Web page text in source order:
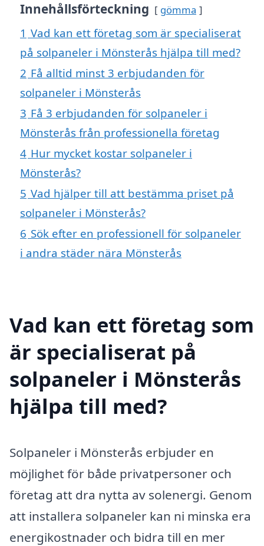
Innehållsförteckning gömma
1 Vad kan ett företag som är specialiserat
på solpaneler i Mönsterås hjälpa till med?
2 Få alltid minst 3 erbjudanden för
solpaneler i Mönsterås
3 Få 3 erbjudanden för solpaneler i
Mönsterås från professionella företag
4 Hur mycket kostar solpaneler i
Mönsterås?
5 Vad hjälper till att bestämma priset på
solpaneler i Mönsterås?
6 Sök efter en professionell för solpaneler
i andra städer nära Mönsterås
Vad kan ett företag som
är specialiserat på
solpaneler i Mönsterås
hjälpa till med?
Solpaneler i Mönsterås erbjuder en
möjlighet för både privatpersoner och
företag att dra nytta av solenergi. Genom
att installera solpaneler kan ni minska era
energikostnader och bidra till en mer